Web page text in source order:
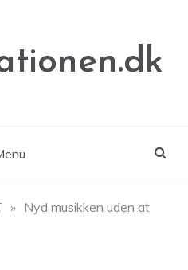
» Nyd musikken uden at